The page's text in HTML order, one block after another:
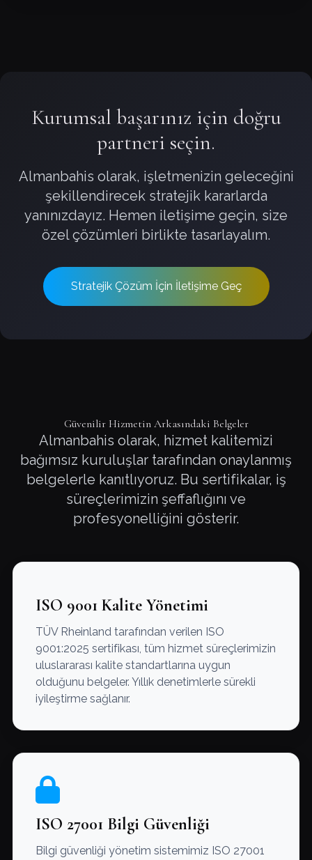
Kurumsal başarınız için doğru
partneri seçin.
Almanbahis olarak, işletmenizin geleceğini
şekillendirecek stratejik kararlarda
yanınızdayız. Hemen iletişime geçin, size
özel çözümleri birlikte tasarlayalım.
Stratejik Çözüm İçin İletişime Geç
Güvenilir Hizmetin Arkasındaki Belgeler
Almanbahis olarak, hizmet kalitemizi
bağımsız kuruluşlar tarafından onaylanmış
belgelerle kanıtlıyoruz. Bu sertifikalar, iş
süreçlerimizin şeffaflığını ve
profesyonelliğini gösterir.
ISO 9001 Kalite Yönetimi
TÜV Rheinland tarafından verilen ISO
9001:2025 sertifikası, tüm hizmet süreçlerimizin
uluslararası kalite standartlarına uygun
olduğunu belgeler. Yıllık denetimlerle sürekli
iyileştirme sağlanır.
ISO 27001 Bilgi Güvenliği
Bilgi güvenliği yönetim sistemimiz ISO 27001